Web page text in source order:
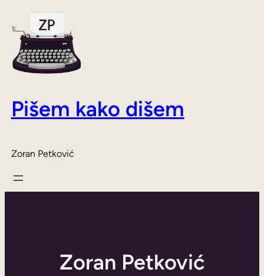
do
sadržaja
Pišem kako dišem
Zoran Petković
Zoran Petković